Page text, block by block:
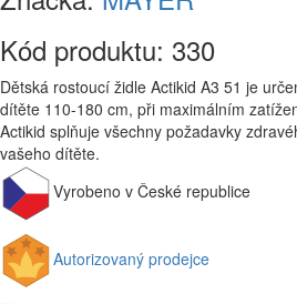
Kód produktu: 330
Dětská rostoucí židle Actikid A3 51 je
dítěte 110-180 cm, při maximálním
Actikid splňuje všechny požadavky
vašeho dítěte.
Vyrobeno v České republice
Autorizovaný prodejce